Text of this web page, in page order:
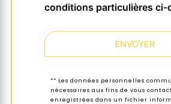
conditions particulières
ENVOYER
** Les données personnelles
nécessaires aux fins de vous
enregistrées dans un fichier